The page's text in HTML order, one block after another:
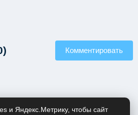
Комментировать
и Яндекс.Метрику, чтобы сайт